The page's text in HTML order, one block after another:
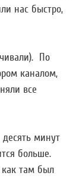
нас быстро,
По
каналом,
все
минут
больше.
как там был